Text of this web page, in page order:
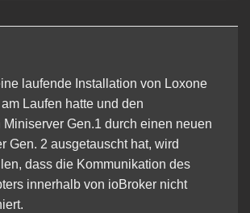
laufende Installation von Loxone
Laufen hatte und den
Gen.1 durch einen neuen
Gen. 2 ausgetauscht hat, wird
dass die Kommunikation des
innerhalb von ioBroker nicht